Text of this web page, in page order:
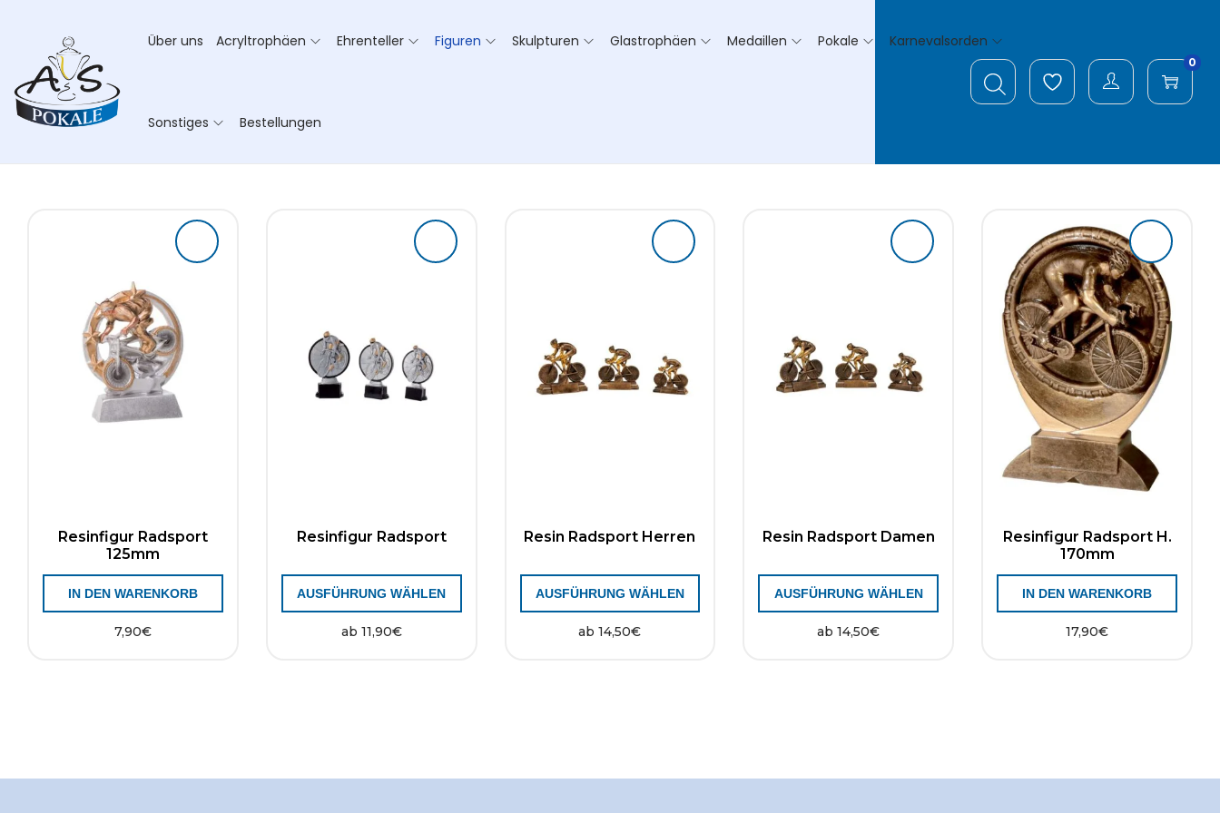
Über uns Acryltrophäen Ehrenteller Figuren Skulpturen Glastrophäen Medaillen Pokale Karnevalsorden
Sonstiges Bestellungen
0
Resinfigur Radsport
125mm
7,90€
IN DEN WARENKORB
Resinfigur Radsport
ab 11,90€
AUSFÜHRUNG WÄHLEN
Resin Radsport Herren
ab 14,50€
AUSFÜHRUNG WÄHLEN
Resin Radsport Damen
ab 14,50€
AUSFÜHRUNG WÄHLEN
Resinfigur Radsport H.
170mm
17,90€
IN DEN WARENKORB